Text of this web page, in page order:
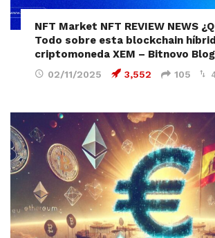
NFT Market NFT REVIEW NEWS
Todo sobre esta blockchain
criptomoneda XEM – Bitnovo Blog
02/11/2025 3,552 105